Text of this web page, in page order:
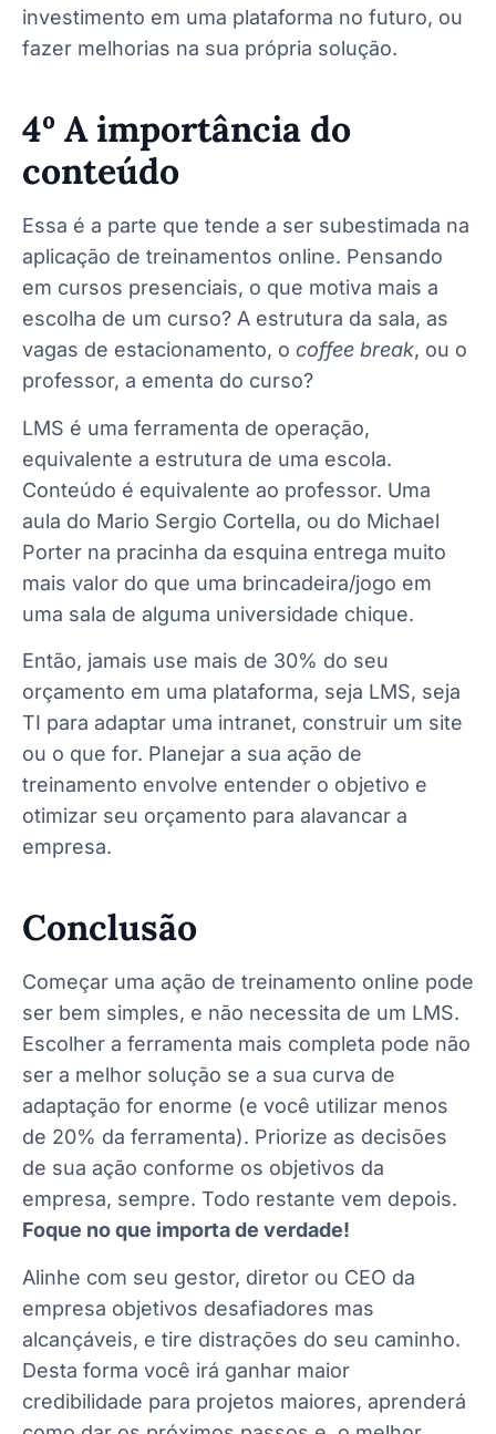
investimento em uma plataforma no futuro, ou
fazer melhorias na sua própria solução.
4º A importância do
conteúdo
Essa é a parte que tende a ser subestimada na
aplicação de treinamentos online. Pensando
em cursos presenciais, o que motiva mais a
escolha de um curso? A estrutura da sala, as
vagas de estacionamento, o coffee break, ou o
professor, a ementa do curso?
LMS é uma ferramenta de operação,
equivalente a estrutura de uma escola.
Conteúdo é equivalente ao professor. Uma
aula do Mario Sergio Cortella, ou do Michael
Porter na pracinha da esquina entrega muito
mais valor do que uma brincadeira/jogo em
uma sala de alguma universidade chique.
Então, jamais use mais de 30% do seu
orçamento em uma plataforma, seja LMS, seja
TI para adaptar uma intranet, construir um site
ou o que for. Planejar a sua ação de
treinamento envolve entender o objetivo e
otimizar seu orçamento para alavancar a
empresa.
Conclusão
Começar uma ação de treinamento online pode
ser bem simples, e não necessita de um LMS.
Escolher a ferramenta mais completa pode não
ser a melhor solução se a sua curva de
adaptação for enorme (e você utilizar menos
de 20% da ferramenta). Priorize as decisões
de sua ação conforme os objetivos da
empresa, sempre. Todo restante vem depois.
Foque no que importa de verdade!
Alinhe com seu gestor, diretor ou CEO da
empresa objetivos desafiadores mas
alcançáveis, e tire distrações do seu caminho.
Desta forma você irá ganhar maior
credibilidade para projetos maiores, aprenderá